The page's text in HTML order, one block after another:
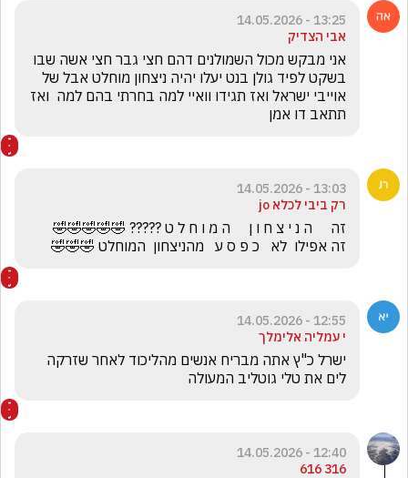
13:25 - 14.05.2026
אבי הצדיק
תתאב דו אמן
13:03 - 14.05.2026
רק ביבי לכלא jo
זה אפילו  לא   כ פ ס ע   מהניצחון  המוחלט 🤣🤣🤣
12:55 - 14.05.2026
י עמליה אלימלך
לים את טלי גוטליב המעולה
12:40 - 14.05.2026
316 616